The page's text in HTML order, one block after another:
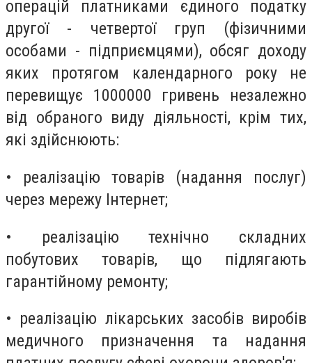
операцій платниками єдиного податку
другої - четвертої груп (фізичними
особами - підприємцями), обсяг доходу
яких протягом календарного року не
перевищує 1000000 гривень незалежно
від обраного виду діяльності, крім тих,
які здійснюють:
• реалізацію товарів (надання послуг)
через мережу Інтернет;
• реалізацію технічно складних
побутових товарів, що підлягають
гарантійному ремонту;
• реалізацію лікарських засобів виробів
медичного призначення та надання